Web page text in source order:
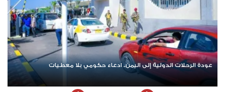
عودة الرحلات الدولية إلى اليمن.. ادعاء حكومي بلا معطيات